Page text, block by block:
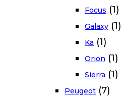
Focus (1)
Galaxy (1)
Ka (1)
Orion (1)
Sierra (1)
Peugeot (7)